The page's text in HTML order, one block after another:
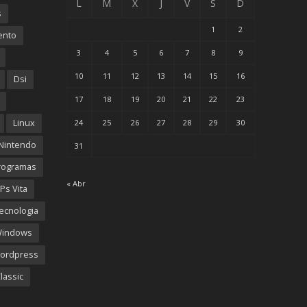
Dsi
Linux
Ps Vita
L M X J V S D
1 2
3 4 5 6 7 8 9
10 11 12 13 14 15 16
17 18 19 20 21 22 23
24 25 26 27 28 29 30
31
« Abr